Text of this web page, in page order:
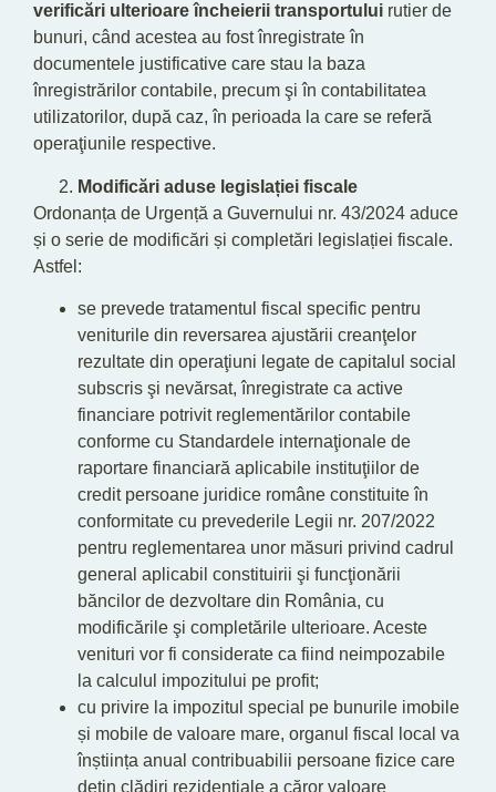
verificări ulterioare încheierii transportului rutier de
bunuri, când acestea au fost înregistrate în
documentele justificative care stau la baza
înregistrărilor contabile, precum şi în contabilitatea
utilizatorilor, după caz, în perioada la care se referă
operaţiunile respective.
Modificări aduse legislației fiscale
Ordonanța de Urgență a Guvernului nr. 43/2024 aduce
și o serie de modificări și completări legislației fiscale.
Astfel:
se prevede tratamentul fiscal specific pentru
veniturile din reversarea ajustării creanţelor
rezultate din operaţiuni legate de capitalul social
subscris şi nevărsat, înregistrate ca active
financiare potrivit reglementărilor contabile
conforme cu Standardele internaţionale de
raportare financiară aplicabile instituţiilor de
credit persoane juridice române constituite în
conformitate cu prevederile Legii nr. 207/2022
pentru reglementarea unor măsuri privind cadrul
general aplicabil constituirii şi funcţionării
băncilor de dezvoltare din România, cu
modificările şi completările ulterioare. Aceste
venituri vor fi considerate ca fiind neimpozabile
la calculul impozitului pe profit;
cu privire la impozitul special pe bunurile imobile
și mobile de valoare mare, organul fiscal local va
înștiința anual contribuabilii persoane fizice care
dețin clădiri rezidențiale a căror valoare